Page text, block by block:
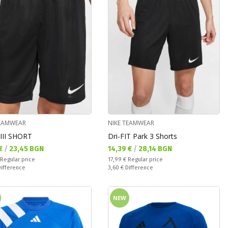
SHORT
цена:
/ 23,45 BGN
price:
Regular price
NIKE TEAMWEAR
Dri-FIT Park 3 Shorts
Текуща цена:
14,39 € / 28,14 BGN
Regular price:
17,99 € Regular price
Спестявате:
3,60 € Difference
NEW